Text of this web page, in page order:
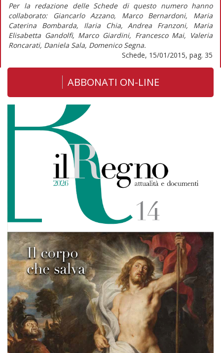
Per la redazione delle Schede di questo numero hanno
collaborato: Giancarlo Azzano, Marco Bernardoni, Maria
Caterina Bombarda, Ilaria Chia, Andrea Franzoni, Maria
Elisabetta Gandolfi, Marco Giardini, Francesco Mai, Valeria
Roncarati, Daniela Sala, Domenico Segna.
Schede, 15/01/2015, pag. 35
ABBONATI ON-LINE